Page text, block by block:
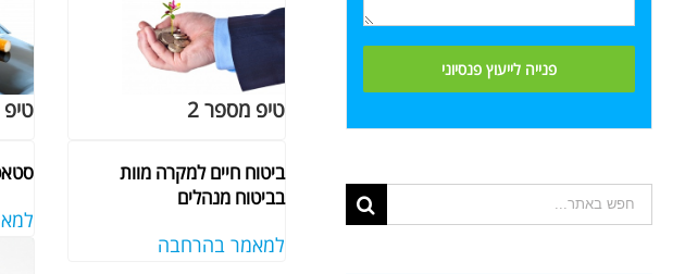
טיפ מספר 2
ביטוח חיים למקרה מוות
בביטוח מנהלים
למאמר בהרחבה
טיפ
תוצאות
החיפוש